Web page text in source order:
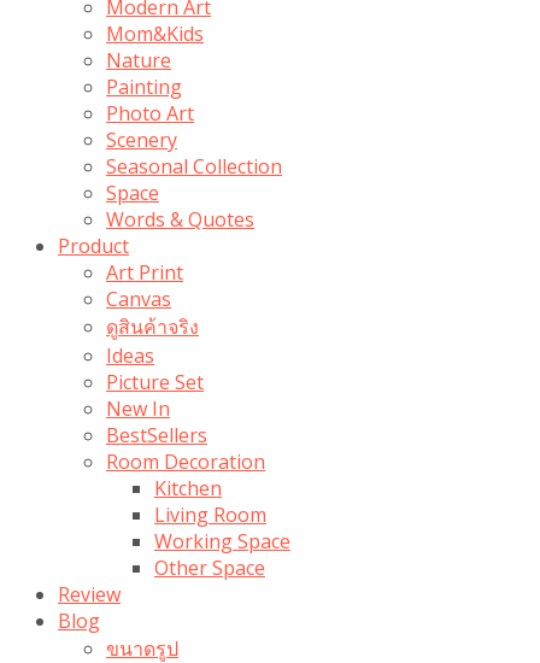
Modern Art
Mom&Kids
Nature
Painting
Photo Art
Scenery
Seasonal Collection
Space
Words & Quotes
Product
Art Print
Canvas
ดูสินค้าจริง
Ideas
Picture Set
New In
BestSellers
Room Decoration
Kitchen
Living Room
Working Space
Other Space
Review
Blog
ขนาดรูป